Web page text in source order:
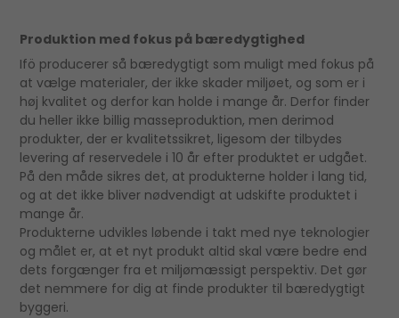
Produktion med fokus på bæredygtighed
Ifö producerer så bæredygtigt som muligt med fokus på
at vælge materialer, der ikke skader miljøet, og som er i
høj kvalitet og derfor kan holde i mange år. Derfor finder
du heller ikke billig masseproduktion, men derimod
produkter, der er kvalitetssikret, ligesom der tilbydes
levering af reservedele i 10 år efter produktet er udgået.
På den måde sikres det, at produkterne holder i lang tid,
og at det ikke bliver nødvendigt at udskifte produktet i
mange år.
Produkterne udvikles løbende i takt med nye teknologier
og målet er, at et nyt produkt altid skal være bedre end
dets forgænger fra et miljømæssigt perspektiv. Det gør
det nemmere for dig at finde produkter til bæredygtigt
byggeri.